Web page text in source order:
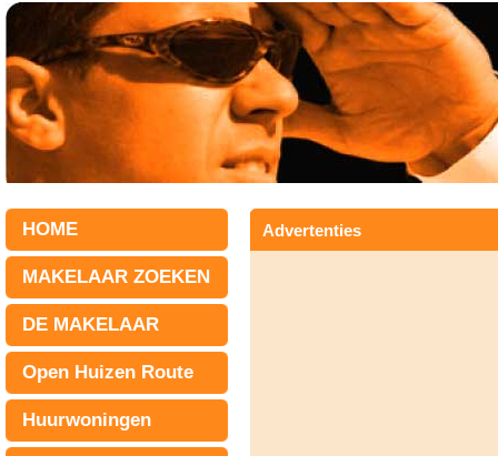
HOME
MAKELAAR ZOEKEN
DE MAKELAAR
Open Huizen Route
Huurwoningen
Advertenties